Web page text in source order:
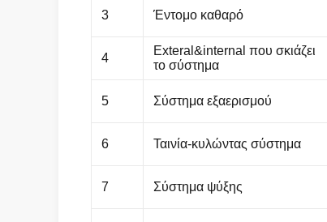
3 Έντομο καθαρό
4
Exteral&internal που σκιάζει
το σύστημα
5 Σύστημα εξαερισμού
6 Ταινία-κυλώντας σύστημα
7 Σύστημα ψύξης